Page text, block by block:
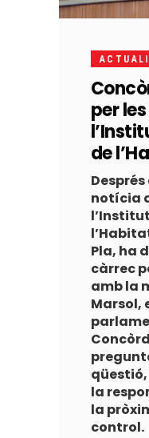
per
de
notícia
Pla, ha
càrrec
amb la
Marsol,
qüestió,
la
la
control.